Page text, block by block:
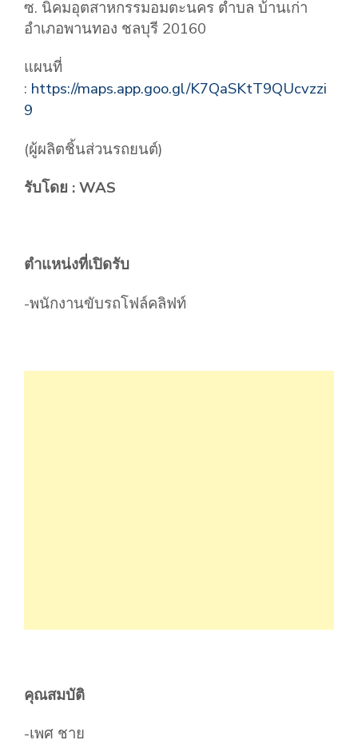
ซ. นิคมอุตสาหกรรมอมตะนคร ตำบล บ้านเก่า
อำเภอพานทอง ชลบุรี 20160
แผนที่
: https://maps.app.goo.gl/K7QaSKtT9QUcvzzi
9
(ผู้ผลิตชิ้นส่วนรถยนต์)
รับโดย : WAS
ตำแหน่งที่เปิดรับ
-พนักงานขับรถโฟล์คลิฟท์
คุณสมบัติ
-เพศ ชาย